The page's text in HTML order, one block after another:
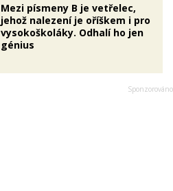
Mezi písmeny B je vetřelec,
jehož nalezení je oříškem i pro
vysokoškoláky. Odhalí ho jen
génius